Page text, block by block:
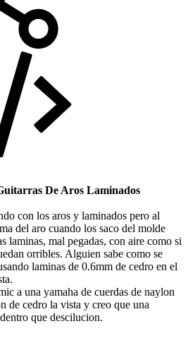
De Aros Laminados
con los aros y laminados pero al
del aro cuando los saco del molde
laminas, mal pegadas, con aire como si
orribles. Alguien sabe como se
laminas de 0.6mm de cedro en el
a una yamaha de cuerdas de naylon
de cedro la vista y creo que una
que descilucion.